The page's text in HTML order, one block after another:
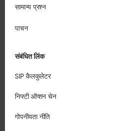
सामान्य प्रश्न
पाचन
संबंधित लिंक
SIP कैलकुलेटर
निफ्टी ऑप्शन चेन
गोपनीयता नीति